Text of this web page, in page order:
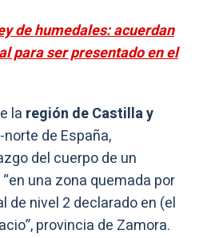
de humedales: acuerdan
para ser presentado en el
la región de Castilla y
de España,
del cuerpo de un
una zona quemada por
de nivel 2 declarado en (el
provincia de Zamora.